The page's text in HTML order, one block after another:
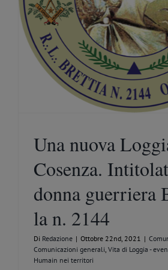
Una nuova
Cosenza.
donna guerriera
la n. 2144
Di Redazione | Ottobre 22nd, 2021 |
Comunicazioni generali Vita di Loggia -
Humain nei territori